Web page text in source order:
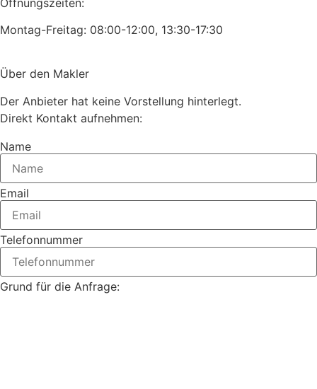
Montag-Freitag: 08:00-12:00, 13:30-17:30
Über den Makler
Der Anbieter hat keine Vorstellung hinterlegt.
Direkt Kontakt aufnehmen:
Name
Email
Telefonnummer
Grund für die Anfrage: